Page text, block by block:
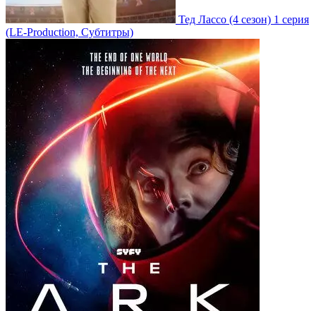
Тед Лассо (4 сезон) 1 серия
(LE-Production, Субтитры)